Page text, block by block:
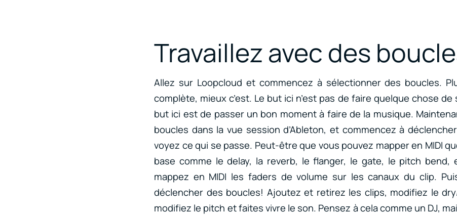
Travaillez avec des
Allez sur Loopcloud et commencez à sélectionner des boucles.
complète, mieux c’est. Le but ici n’est pas de faire quelque chose de
but ici est de passer un bon moment à faire de la musique.
boucles dans la vue session d’Ableton, et commencez à
voyez ce qui se passe. Peut-être que vous pouvez mapper en MIDI
base comme le delay, la reverb, le flanger, le gate, le pitch bend,
mappez en MIDI les faders de volume sur les canaux du clip.
déclencher des boucles! Ajoutez et retirez les clips, modifiez le
modifiez le pitch et faites vivre le son. Pensez à cela comme un DJ,